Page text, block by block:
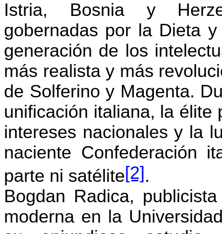
Istria, Bosnia y
gobernadas por la Dieta
generación de los
más realista y más
de Solferino y Magenta.
unificación italiana, la
intereses nacionales y la
naciente Confederación
parte ni satélite[2].
Bogdan Radica,
moderna en la